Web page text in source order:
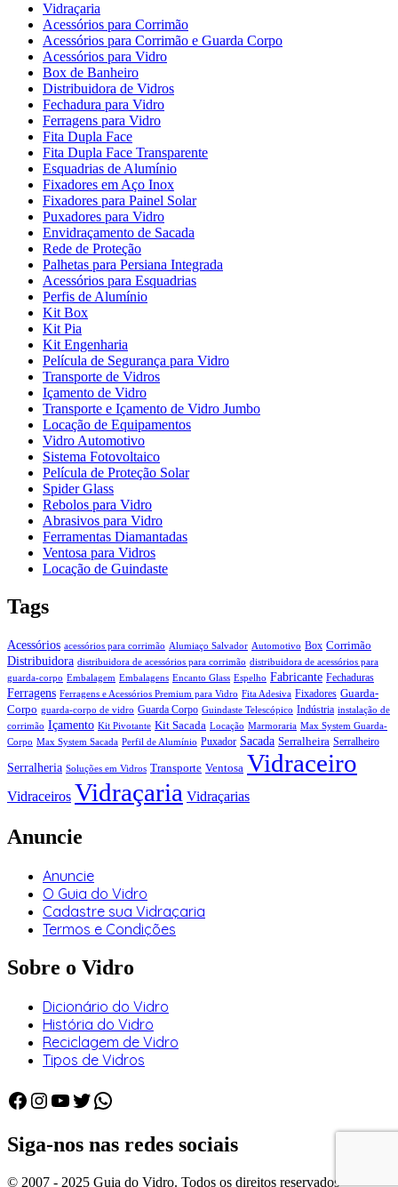
Vidraçaria
Acessórios para Corrimão
Acessórios para Corrimão e Guarda Corpo
Acessórios para Vidro
Box de Banheiro
Distribuidora de Vidros
Fechadura para Vidro
Ferragens para Vidro
Fita Dupla Face
Fita Dupla Face Transparente
Esquadrias de Alumínio
Fixadores em Aço Inox
Fixadores para Painel Solar
Puxadores para Vidro
Envidraçamento de Sacada
Rede de Proteção
Palhetas para Persiana Integrada
Acessórios para Esquadrias
Perfis de Alumínio
Kit Box
Kit Pia
Kit Engenharia
Película de Segurança para Vidro
Transporte de Vidros
Içamento de Vidro
Transporte e Içamento de Vidro Jumbo
Locação de Equipamentos
Vidro Automotivo
Sistema Fotovoltaico
Película de Proteção Solar
Spider Glass
Rebolos para Vidro
Abrasivos para Vidro
Ferramentas Diamantadas
Ventosa para Vidros
Locação de Guindaste
Tags
Acessórios acessórios para corrimão Alumiaço Salvador Automotivo Box Corrimão
Distribuidora distribuidora de acessórios para corrimão distribuidora de acessórios para
guarda-corpo Embalagem Embalagens Encanto Glass Espelho Fabricante Fechaduras
Ferragens Ferragens e Acessórios Premium para Vidro Fita Adesiva Fixadores Guarda-
Corpo guarda-corpo de vidro Guarda Corpo Guindaste Telescópico Indústria instalação de
corrimão Içamento Kit Pivotante Kit Sacada Locação Marmoraria Max System Guarda-
Corpo Max System Sacada Perfil de Alumínio Puxador Sacada Serralheira Serralheiro
Serralheria Soluções em Vidros Transporte Ventosa Vidraceiro
Vidraceiros Vidraçaria Vidraçarias
Anuncie
Anuncie
O Guia do Vidro
Cadastre sua Vidraçaria
Termos e Condições
Sobre o Vidro
Dicionário do Vidro
História do Vidro
Reciclagem de Vidro
Tipos de Vidros
Facebook
Instagram
Youtube
Twitter
WhatsApp
Siga-nos nas redes sociais
© 2007 - 2025 Guia do Vidro. Todos os direitos reservados